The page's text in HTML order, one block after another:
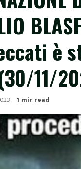
è
11/
1 min read